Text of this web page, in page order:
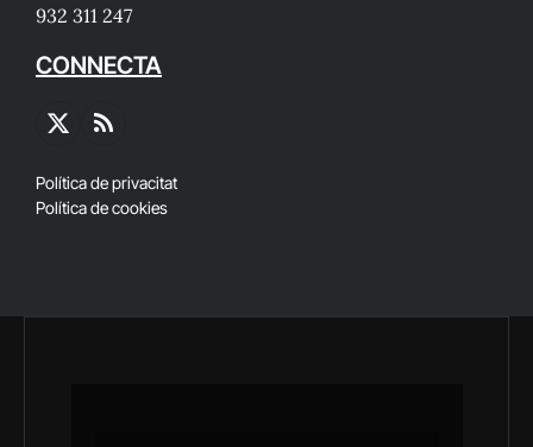
932 311 247
CONNECTA
X
RSS
Política de privacitat
Política de cookies